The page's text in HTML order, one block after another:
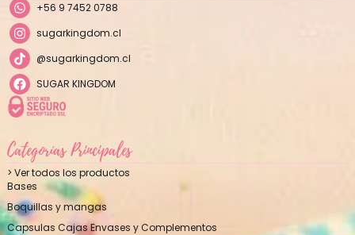
+56 9 7452 0788
sugarkingdom.cl
@sugarkingdom.cl
SUGAR KINGDOM
Categorías Principales
> Ver todos los productos
Bases
Boquillas y mangas
Capsulas Cajas Envases y Complementos